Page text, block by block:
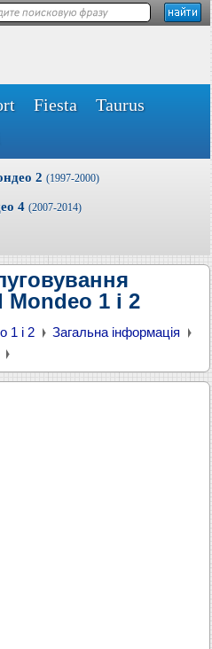
Fiesta
Taurus
2 (1997-2000)
4 (2007-2014)
1 і 2
1 і 2
Загальна інформація